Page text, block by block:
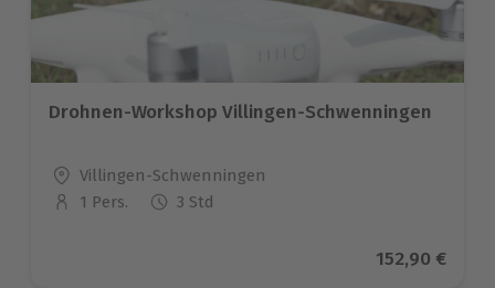
Drohnen-Workshop Villingen-Schwenningen
Standort
Villingen-Schwenningen
Anzahl der Teilnehmer
1 Pers. 3 Std
Aktueller
152,90 €